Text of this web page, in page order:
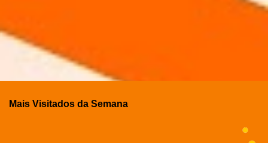
Mais Visitados da Semana